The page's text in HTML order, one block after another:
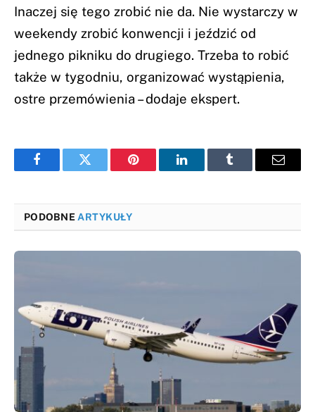
Inaczej się tego zrobić nie da. Nie wystarczy w
weekendy zrobić konwencji i jeździć od
jednego pikniku do drugiego. Trzeba to robić
także w tygodniu, organizować wystąpienia,
ostre przemówienia – dodaje ekspert.
FacebookTwitter Pinterest LinkedInTumblr Email
PODOBNE ARTYKUŁY